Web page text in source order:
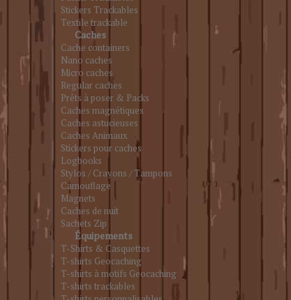
Stickers Trackables
Textile trackable
Caches
Cache containers
Nano caches
Micro caches
Regular caches
Prêts à poser & Packs
Caches magnétiques
Caches astucieuses
Caches Animaux
Stickers pour caches
Logbooks
Stylos / Crayons / Tampons
Camouflage
Magnets
Caches de nuit
Sachets Zip
Équipements
T-Shirts & Casquettes
T-shirts Geocaching
T-shirts à motifs Geocaching
T-shirts trackables